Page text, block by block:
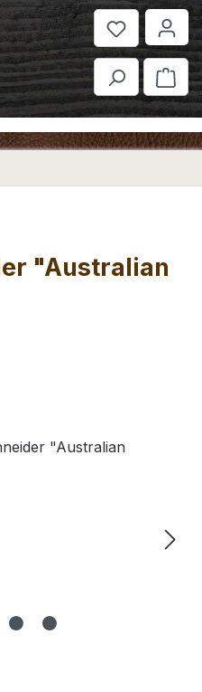
"Australian